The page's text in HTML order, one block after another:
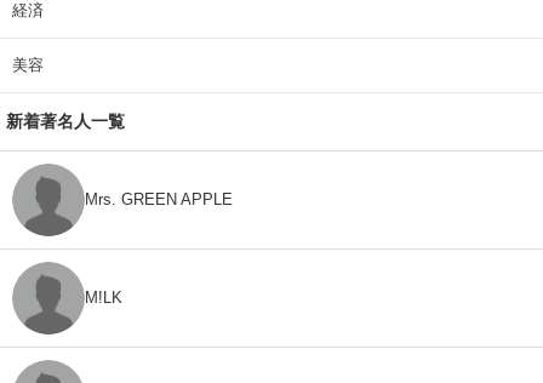
経済
美容
新着著名人一覧
Mrs. GREEN APPLE
M!LK